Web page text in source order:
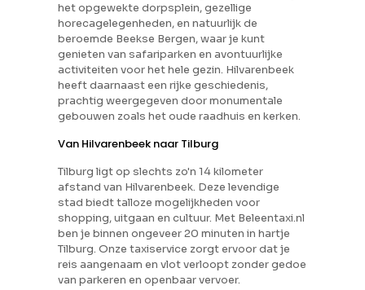
het opgewekte dorpsplein, gezellige
horecagelegenheden, en natuurlijk de
beroemde Beekse Bergen, waar je kunt
genieten van safariparken en avontuurlijke
activiteiten voor het hele gezin. Hilvarenbeek
heeft daarnaast een rijke geschiedenis,
prachtig weergegeven door monumentale
gebouwen zoals het oude raadhuis en kerken.
Van Hilvarenbeek naar Tilburg
Tilburg ligt op slechts zo'n 14 kilometer
afstand van Hilvarenbeek. Deze levendige
stad biedt talloze mogelijkheden voor
shopping, uitgaan en cultuur. Met Beleentaxi.nl
ben je binnen ongeveer 20 minuten in hartje
Tilburg. Onze taxiservice zorgt ervoor dat je
reis aangenaam en vlot verloopt zonder gedoe
van parkeren en openbaar vervoer.